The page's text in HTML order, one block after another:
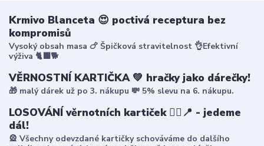
Krmivo Blanceta 😍 poctivá receptura bez
kompromisů
Vysoký obsah masa 🍗 Špičková stravitelnost 👌Efektivní
výživa 🐈‍⬛🐕
VĚRNOSTNÍ KARTIČKA 💚 hračky jako dárečky!
🎁 malý dárek už po 3. nákupu 💸 5% slevu na 6. nákupu.
LOSOVÁNÍ věrnotních kartiček 🤸‍♀️📍 - jedeme
dál!
🎡 Všechny odevzdané kartičky schováváme do dalšího